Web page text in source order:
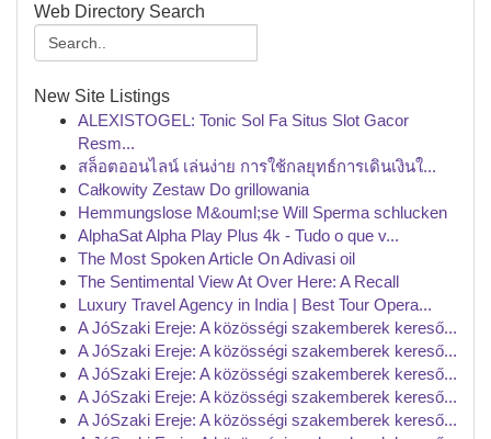
Web Directory Search
New Site Listings
ALEXISTOGEL: Tonic Sol Fa Situs Slot Gacor
Resm...
สล็อตออนไลน์ เล่นง่าย การใช้กลยุทธ์การเดินเงินใ...
Całkowity Zestaw Do grillowania
Hemmungslose M&ouml;se Will Sperma schlucken
AlphaSat Alpha Play Plus 4k - Tudo o que v...
The Most Spoken Article On Adivasi oil
The Sentimental View At Over Here: A Recall
Luxury Travel Agency in India | Best Tour Opera...
A JóSzaki Ereje: A közösségi szakemberek kereső...
A JóSzaki Ereje: A közösségi szakemberek kereső...
A JóSzaki Ereje: A közösségi szakemberek kereső...
A JóSzaki Ereje: A közösségi szakemberek kereső...
A JóSzaki Ereje: A közösségi szakemberek kereső...